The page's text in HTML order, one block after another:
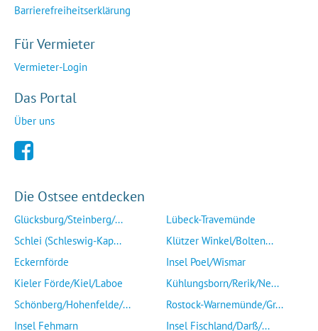
Barrierefreiheitserklärung
Für Vermieter
Vermieter-Login
Das Portal
Über uns
Die Ostsee entdecken
Glücksburg/Steinberg/...
Schlei (Schleswig-Kap...
Eckernförde
Kieler Förde/Kiel/Laboe
Schönberg/Hohenfelde/...
Insel Fehmarn
Lübeck-Travemünde
Klützer Winkel/Bolten...
Insel Poel/Wismar
Kühlungsborn/Rerik/Ne...
Rostock-Warnemünde/Gr...
Insel Fischland/Darß/...